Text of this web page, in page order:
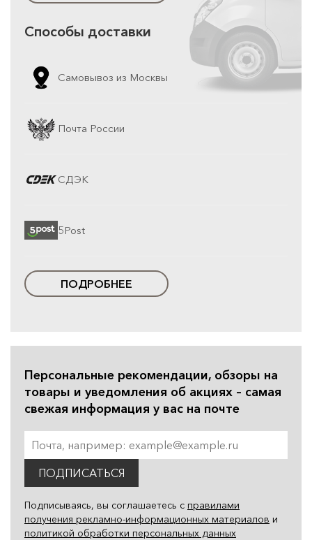
Способы доставки
Самовывоз из Москвы
Почта России
СДЭК
5Post
ПОДРОБНЕЕ
Персональные рекомендации, обзоры на
товары и уведомления об акциях – самая
свежая информация у вас на почте
ПОДПИСАТЬСЯ
Подписываясь, вы соглашаетесь с правилами
получения рекламно-информационных материалов и
политикой обработки персональных данных